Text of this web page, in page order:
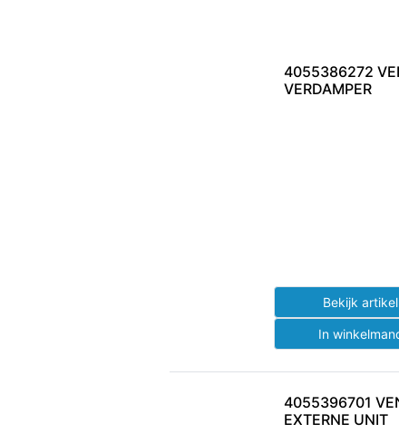
4055386272
VERDAMPER
Bekijk
In
4055396701
EXTERNE UNIT